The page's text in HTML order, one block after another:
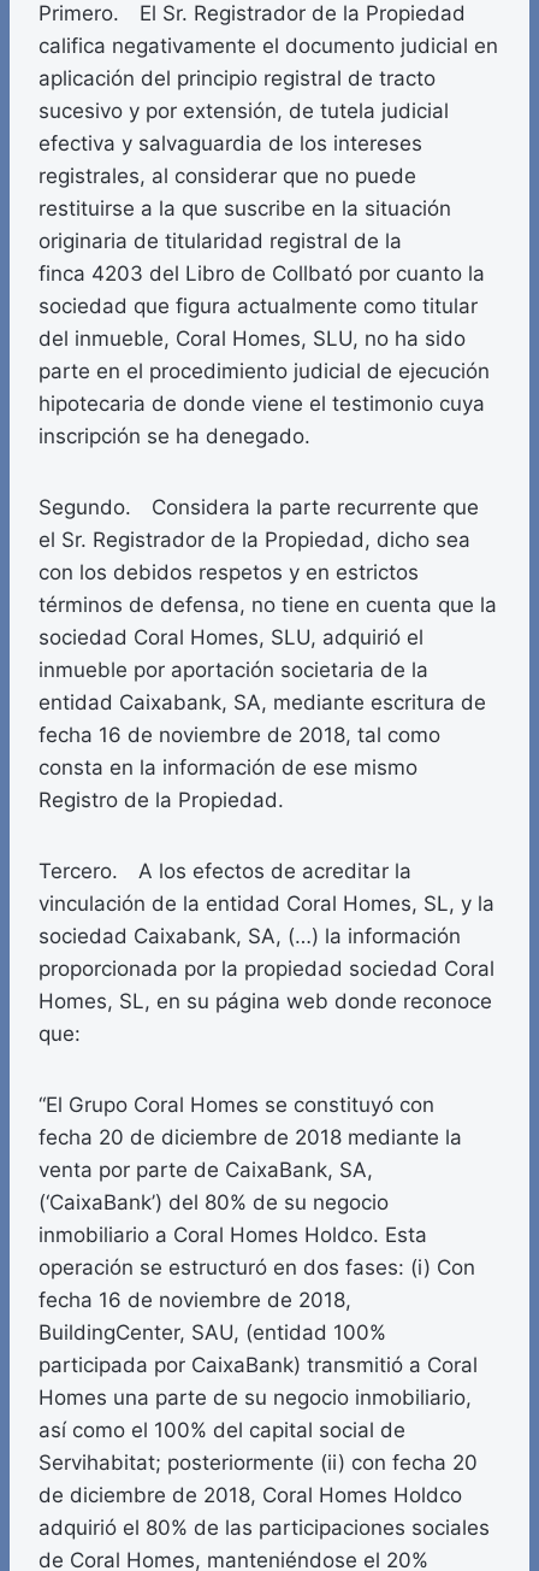
Primero. El Sr. Registrador de la Propiedad
califica negativamente el documento judicial en
aplicación del principio registral de tracto
sucesivo y por extensión, de tutela judicial
efectiva y salvaguardia de los intereses
registrales, al considerar que no puede
restituirse a la que suscribe en la situación
originaria de titularidad registral de la
finca 4203 del Libro de Collbató por cuanto la
sociedad que figura actualmente como titular
del inmueble, Coral Homes, SLU, no ha sido
parte en el procedimiento judicial de ejecución
hipotecaria de donde viene el testimonio cuya
inscripción se ha denegado.
Segundo. Considera la parte recurrente que
el Sr. Registrador de la Propiedad, dicho sea
con los debidos respetos y en estrictos
términos de defensa, no tiene en cuenta que la
sociedad Coral Homes, SLU, adquirió el
inmueble por aportación societaria de la
entidad Caixabank, SA, mediante escritura de
fecha 16 de noviembre de 2018, tal como
consta en la información de ese mismo
Registro de la Propiedad.
Tercero. A los efectos de acreditar la
vinculación de la entidad Coral Homes, SL, y la
sociedad Caixabank, SA, (…) la información
proporcionada por la propiedad sociedad Coral
Homes, SL, en su página web donde reconoce
que:
“El Grupo Coral Homes se constituyó con
fecha 20 de diciembre de 2018 mediante la
venta por parte de CaixaBank, SA,
(‘CaixaBank’) del 80% de su negocio
inmobiliario a Coral Homes Holdco. Esta
operación se estructuró en dos fases: (i) Con
fecha 16 de noviembre de 2018,
BuildingCenter, SAU, (entidad 100%
participada por CaixaBank) transmitió a Coral
Homes una parte de su negocio inmobiliario,
así como el 100% del capital social de
Servihabitat; posteriormente (ii) con fecha 20
de diciembre de 2018, Coral Homes Holdco
adquirió el 80% de las participaciones sociales
de Coral Homes, manteniéndose el 20%